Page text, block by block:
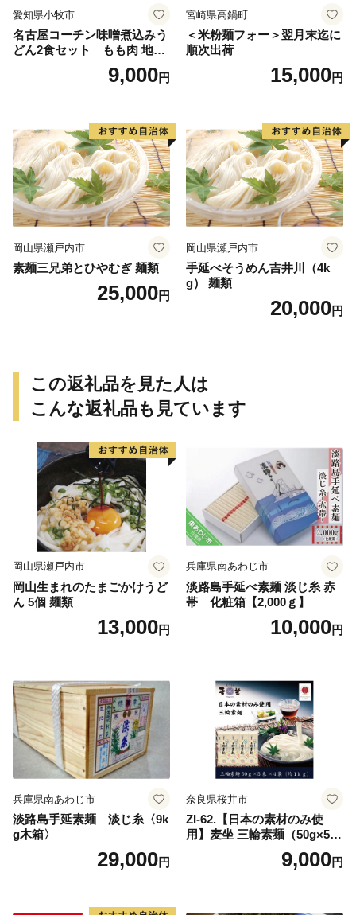
愛知県小牧市
名古屋コーチン味噌煮込みう
どん2食セット もも肉 地鶏
9,000円
宮崎県高鍋町
＜米粉麺フォー＞翌月末迄に
順次出荷
15,000円
岡山県瀬戸内市
素麺三兄弟とひやむぎ 麺類
25,000円
岡山県瀬戸内市
手延べそうめん吉井川（4k
g） 麺類
20,000円
この返礼品を見た人は
こんな返礼品も見ています
岡山県瀬戸内市
岡山生まれのたまごかけうど
ん 5個 麺類
13,000円
兵庫県南あわじ市
淡路島手延べ素麺 淡じ糸 赤
帯 化粧箱【2,000ｇ】
10,000円
兵庫県南あわじ市
淡路島手延素麺 淡じ糸〈9k
g木箱〉
29,000円
奈良県桜井市
ZI-62.【日本の素材のみ使
用】麦坐 三輪素麺（50g×5束
9,000円